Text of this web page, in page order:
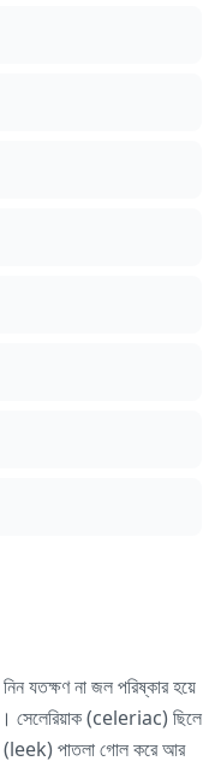
যতক্ষণ না জল পরিষ্কার হয়ে
সেলেরিয়াক (celeriac) ছিলে
(leek) পাতলা গোল করে আর